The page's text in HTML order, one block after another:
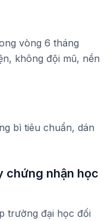
vòng 6 tháng
không đội mũ, nền
bì tiêu chuẩn, dán
chứng nhận học
trường đại học đối